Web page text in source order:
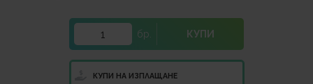
бр. КУПИ
КУПИ НА ИЗПЛАЩАНЕ